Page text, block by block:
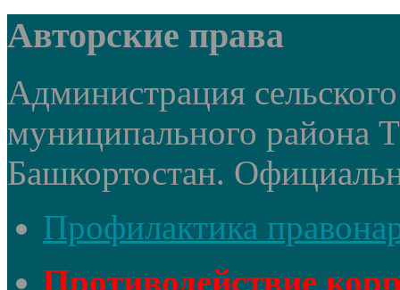
Авторские права
Администрация
муниципального района
Башкортостан.
Профилактика
Противодействие